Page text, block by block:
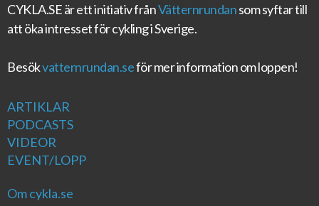
CYKLA.SEär ett initiativ frånVätternrundansom syftar till
att öka intresset för cykling i Sverige.
Besökvatternrundan.seför mer information om loppen!
ARTIKLAR
PODCASTS
VIDEOR
EVENT/LOPP
Om cykla.se